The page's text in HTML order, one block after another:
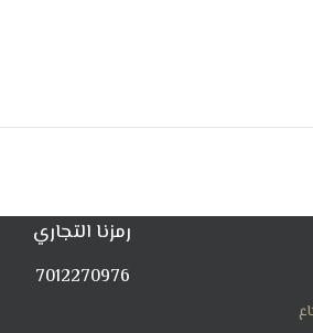
رمزنا التجاري
7012270976